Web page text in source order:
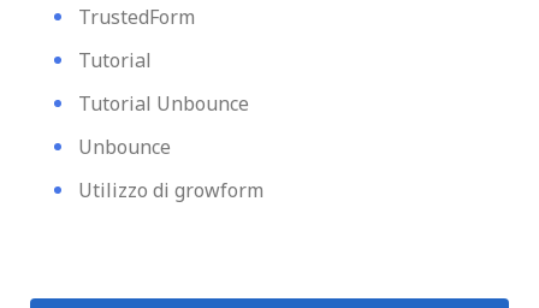
TrustedForm
Tutorial
Tutorial Unbounce
Unbounce
Utilizzo di growform